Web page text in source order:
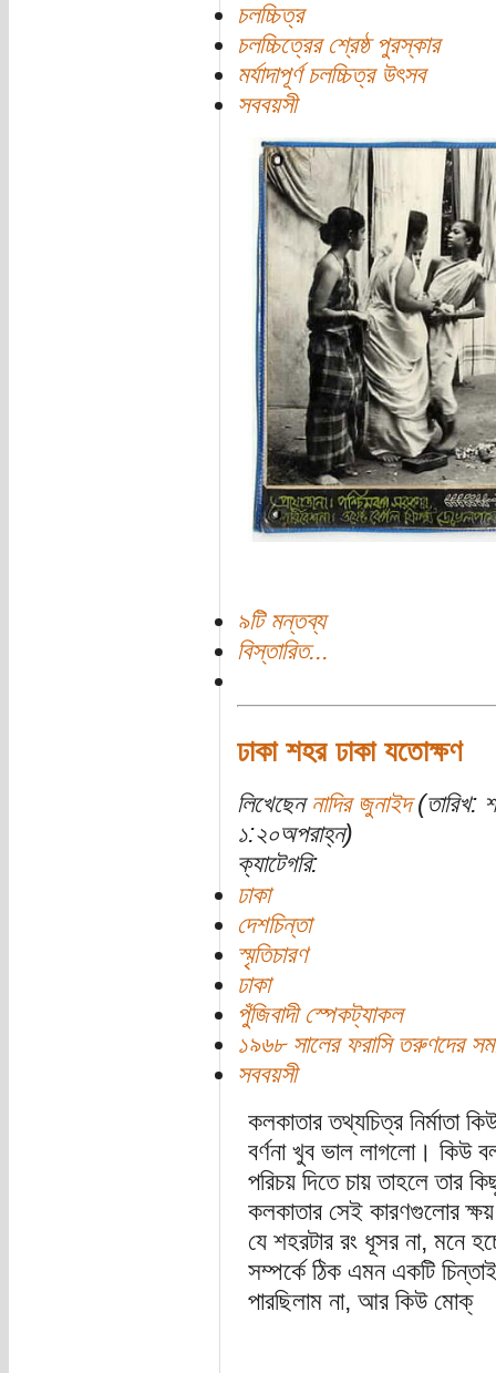
চলচ্চিত্র
চলচ্চিত্রের শ্রেষ্ঠ পুরস্কার
মর্যাদাপূর্ণ চলচ্চিত্র উৎসব
সববয়সী
৯টি মন্তব্য
বিস্তারিত...
ঢাকা শহর ঢাকা যতোক্ষণ
লিখেছেন নাদির জুনাইদ(তারিখ:
১:২০অপরাহ্ন)
ক্যাটেগরি:
ঢাকা
দেশচিন্তা
স্মৃতিচারণ
ঢাকা
পুঁজিবাদী স্পেকট্যাকল
১৯৬৮ সালের ফরাসি তরুণদের
সববয়সী
কলকাতার তথ্যচিত্র নির্মাতা
বর্ণনা খুব ভাল লাগলো। কিউ
পরিচয় দিতে চায় তাহলে তার
কলকাতার সেই কারণগুলোর
যে শহরটার রং ধূসর না, মনে
সম্পর্কে ঠিক এমন একটি
পারছিলাম না, আর কিউ মোক্